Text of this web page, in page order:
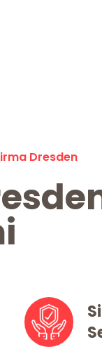
Dresden